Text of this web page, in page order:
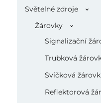
Světelné zdroje
Žárovky
Signalizační
Trubková
Svíčková
Reflektorová